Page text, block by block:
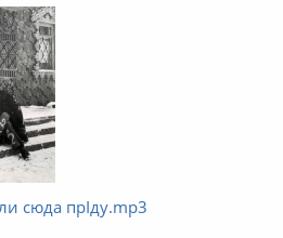
сюда прIду.mp3